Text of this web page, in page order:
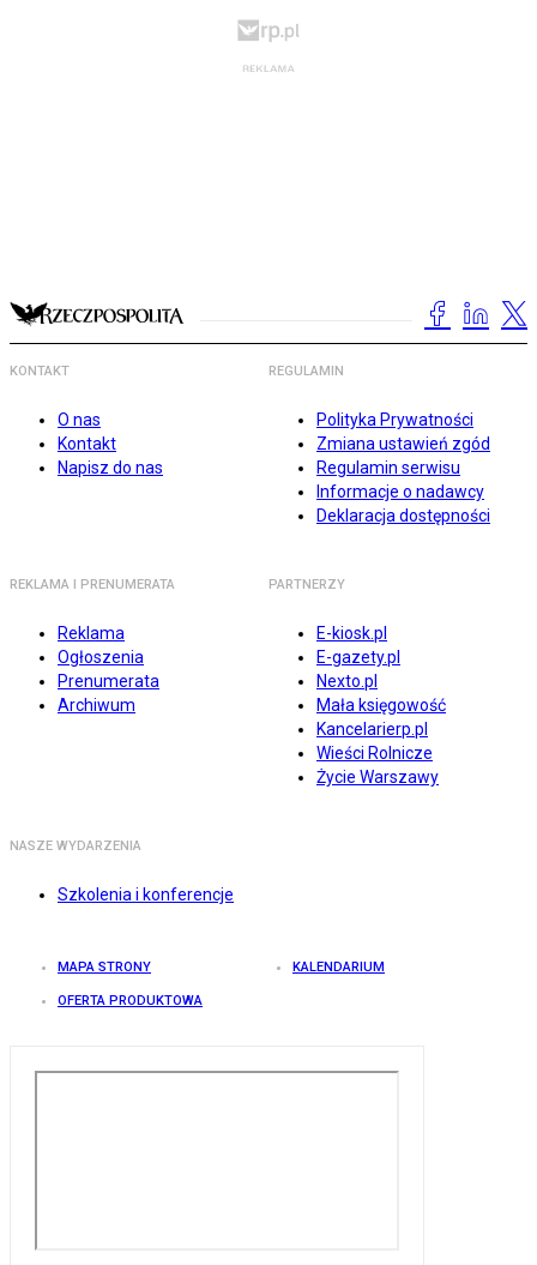
KONTAKT
O nas
Kontakt
Napisz do nas
REGULAMIN
Polityka Prywatności
Zmiana ustawień zgód
Regulamin serwisu
Informacje o nadawcy
Deklaracja dostępności
REKLAMA I PRENUMERATA
Reklama
Ogłoszenia
Prenumerata
Archiwum
PARTNERZY
E-kiosk.pl
E-gazety.pl
Nexto.pl
Mała księgowość
Kancelarierp.pl
Wieści Rolnicze
Życie Warszawy
NASZE WYDARZENIA
Szkolenia i konferencje
MAPA STRONY KALENDARIUM
OFERTA PRODUKTOWA